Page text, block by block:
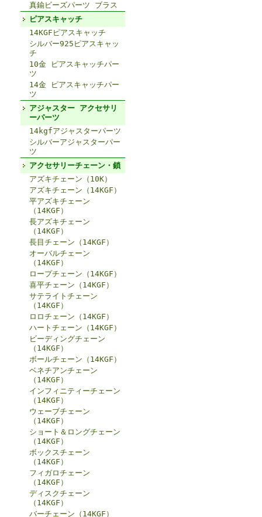
真鍮ビーズパーツ ブラス
ピアスキャッチ
14KGFピアスキャッチ
シルバー925ピアスキャッ
チ
10金 ピアスキャッチパー
ツ
14金 ピアスキャッチパー
ツ
アジャスター アクセサリ
ーパーツ
14kgfアジャスターパーツ
シルバーアジャスターパー
ツ
アクセサリーチェーン・鎖
アズキチェーン（10K）
アズキチェーン（14KGF）
平アズキチェーン
（14KGF）
長アズキチェーン
（14KGF）
長目チェーン（14KGF）
オーバルチェーン
（14KGF）
ロープチェーン（14KGF）
喜平チェーン（14KGF）
サテライトチェーン
（14KGF）
ロロチェーン（14KGF）
ハートチェーン（14KGF）
ビーディングチェーン
（14KGF）
ボールチェーン（14KGF）
ベネチアンチェーン
（14KGF）
インフィニティーチェーン
（14KGF）
ウェーブチェーン
（14KGF）
ショート＆ロングチェーン
（14KGF）
ボックスチェーン
（14KGF）
フィガロチェーン
（14KGF）
ディスクチェーン
（14KGF）
バーチェーン（14KGF）